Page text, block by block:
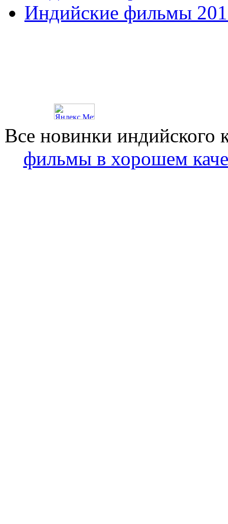
Индийские фильмы
Все новинки
фильмы в хорошем